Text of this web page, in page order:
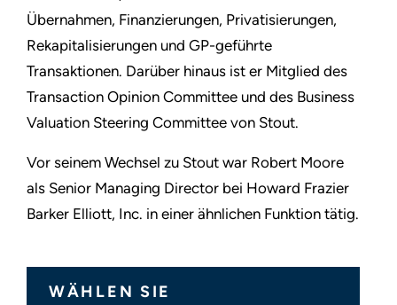
Übernahmen, Finanzierungen, Privatisierungen,
Rekapitalisierungen und GP-geführte
Transaktionen. Darüber hinaus ist er Mitglied des
Transaction Opinion Committee und des Business
Valuation Steering Committee von Stout.
Vor seinem Wechsel zu Stout war Robert Moore
als Senior Managing Director bei Howard Frazier
Barker Elliott, Inc. in einer ähnlichen Funktion tätig.
WÄHLEN SIE